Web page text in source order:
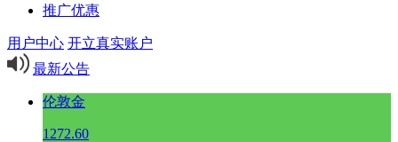
推广优惠
用户中心 开立真实账户
最新公告
伦敦金
1272.60